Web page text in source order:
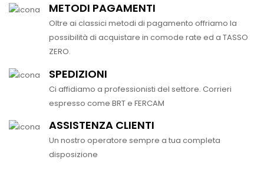
METODI PAGAMENTI
Oltre ai classici metodi di pagamento offriamo la
possibilità di acquistare in comode rate ed a TASSO
ZERO.
SPEDIZIONI
Ci affidiamo a professionisti del settore. Corrieri
espresso come BRT e FERCAM
ASSISTENZA CLIENTI
Un nostro operatore sempre a tua completa
disposizione